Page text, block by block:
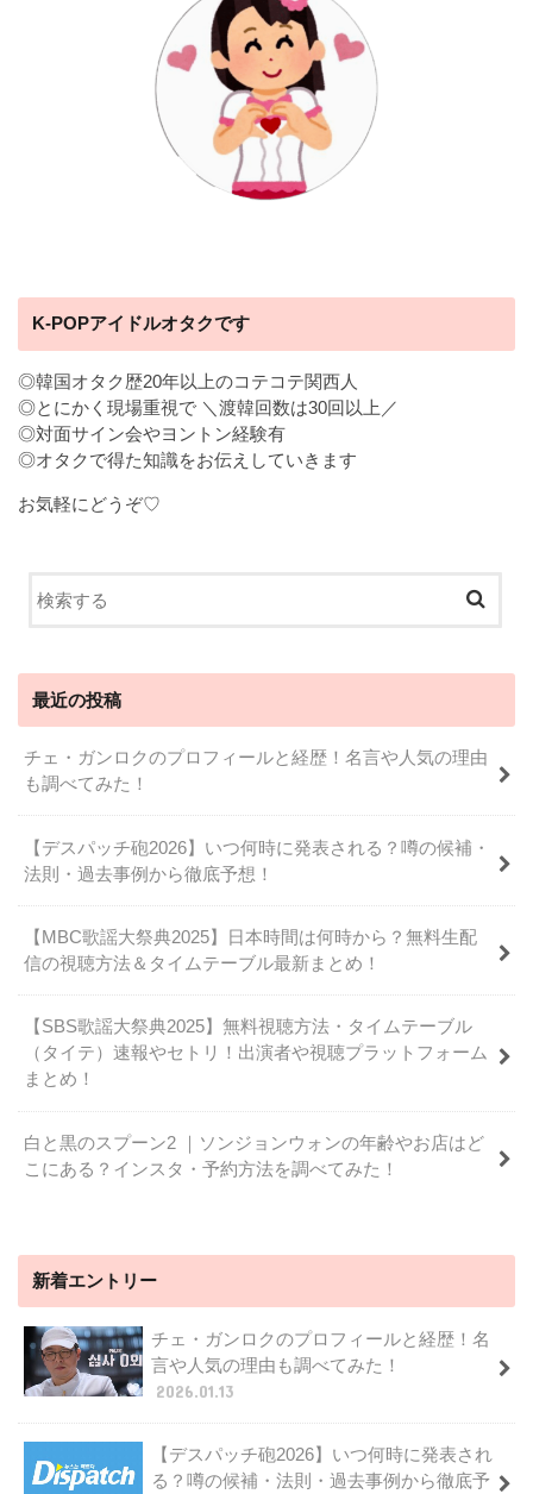
K-POPアイドルオタクです
◎韓国オタク歴20年以上のコテコテ関西人
◎とにかく現場重視で ＼渡韓回数は30回以上／
◎対面サイン会やヨントン経験有
◎オタクで得た知識をお伝えしていきます
お気軽にどうぞ♡
最近の投稿
チェ・ガンロクのプロフィールと経歴！名言や人気の理由
も調べてみた！
【デスパッチ砲2026】いつ何時に発表される？噂の候補・
法則・過去事例から徹底予想！
【MBC歌謡大祭典2025】日本時間は何時から？無料生配
信の視聴方法＆タイムテーブル最新まとめ！
【SBS歌謡大祭典2025】無料視聴方法・タイムテーブル
（タイテ）速報やセトリ！出演者や視聴プラットフォーム
まとめ！
白と黒のスプーン2 ｜ソンジョンウォンの年齢やお店はど
こにある？インスタ・予約方法を調べてみた！
新着エントリー
チェ・ガンロクのプロフィールと経歴！名
言や人気の理由も調べてみた！
2026.01.13
【デスパッチ砲2026】いつ何時に発表され
る？噂の候補・法則・過去事例から徹底予